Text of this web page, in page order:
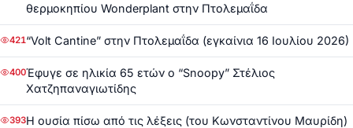
θερμοκηπίου Wonderplant στην Πτολεμαΐδα
421“Volt Cantine” στην Πτολεμαΐδα (εγκαίνια 16 Ιουλίου 2026)
400Έφυγε σε ηλικία 65 ετών ο “Snoopy” Στέλιος
Χατζηπαναγιωτίδης
393Η ουσία πίσω από τις λέξεις (του Κωνσταντίνου Μαυρίδη)